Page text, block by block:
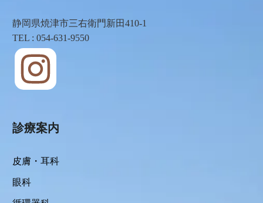
静岡県焼津市三右衛門新田410-1
TEL : 054-631-9550
診療案内
皮膚・耳科
眼科